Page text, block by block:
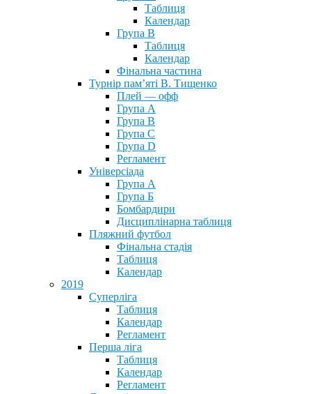
Таблиця
Календар
Група В
Таблиця
Календар
Фінальна частина
Турнір пам’яті В. Тищенко
Плей — офф
Група А
Група B
Група С
Група D
Регламент
Універсіада
Група А
Група Б
Бомбардири
Дисциплінарна таблиця
Пляжний футбол
Фінальна стадія
Таблиця
Календар
2019
Суперліга
Таблиця
Календар
Регламент
Перша ліга
Таблиця
Календар
Регламент